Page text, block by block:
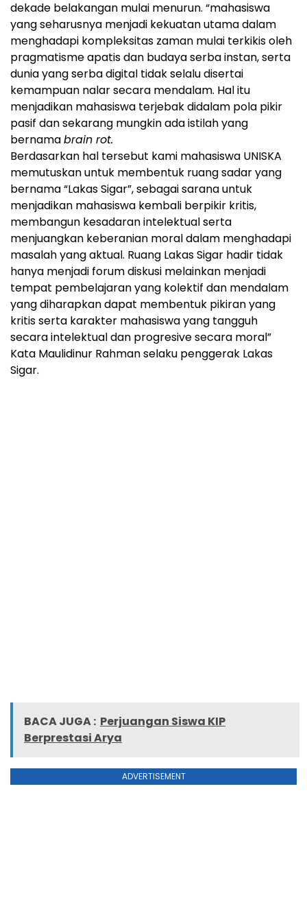
dekade belakangan mulai menurun. “mahasiswa
yang seharusnya menjadi kekuatan utama dalam
menghadapi kompleksitas zaman mulai terkikis oleh
pragmatisme apatis dan budaya serba instan, serta
dunia yang serba digital tidak selalu disertai
kemampuan nalar secara mendalam. Hal itu
menjadikan mahasiswa terjebak didalam pola pikir
pasif dan sekarang mungkin ada istilah yang
bernamabrain rot.
Berdasarkan hal tersebut kami mahasiswa UNISKA
memutuskan untuk membentuk ruang sadar yang
bernama “Lakas Sigar”, sebagai sarana untuk
menjadikan mahasiswa kembali berpikir kritis,
membangun kesadaran intelektual serta
menjuangkan keberanian moral dalam menghadapi
masalah yang aktual. Ruang Lakas Sigar hadir tidak
hanya menjadi forum diskusi melainkan menjadi
tempat pembelajaran yang kolektif dan mendalam
yang diharapkan dapat membentuk pikiran yang
kritis serta karakter mahasiswa yang tangguh
secara intelektual dan progresive secara moral”
Kata Maulidinur Rahman selaku penggerak Lakas
Sigar.
BACA JUGA : Perjuangan Siswa KIP
Berprestasi Arya
ADVERTISEMENT